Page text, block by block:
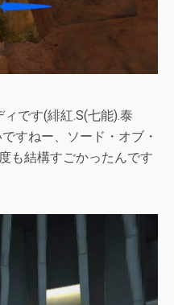
です(緋紅.S(七能).泰
すねー、ソード・オブ・
も結構すごかったんです